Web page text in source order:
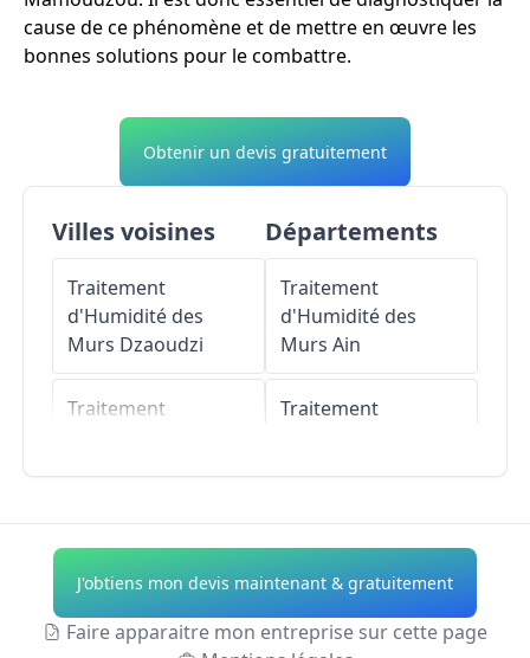
cause de ce phénomène et de mettre en œuvre les
bonnes solutions pour le combattre.
Obtenir un devis gratuitement
Villes voisines
Traitement
d'Humidité des
Murs Dzaoudzi
Traitement
Traitement
d'Humidité des
Murs Koungou
Traitement
Départements
Traitement
d'Humidité des
Murs Ain
Traitement
Traitement
d'Humidité des
Murs Allier
Traitement
J'obtiens mon devis maintenant & gratuitement
Faire apparaitre mon entreprise sur cette page